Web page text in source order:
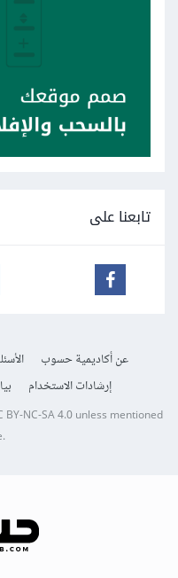
تابعنا على
عن أكاديمية حسوب
إرشادات الاستخدام
BY-NC-SA 4.0unless mentioned